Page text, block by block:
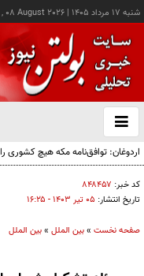
شنبه ۱۷ مرداد ۱۴۰۵ |
08 August 2026
باز
و
اردوغان: توافق‌نامه مکه هیچ کشوری
کد خبر: ۸۴۸۴۵۷
تاریخ انتشار: ۰۵ تير ۱۴۰۳ - ۱۶:۲۵
صفحه نخست »بین الملل »بین الملل